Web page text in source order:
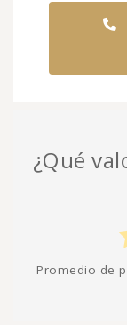
¿Qué
Promedio de